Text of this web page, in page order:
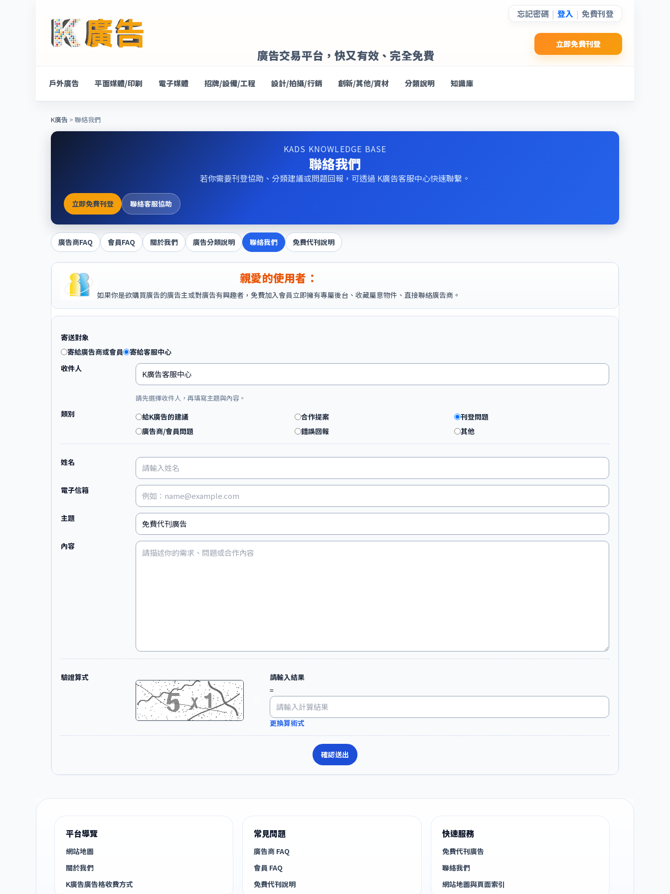
廣告交易平台，快又有效、完全免費
立即免費刊登
忘記密碼 | 登入 | 免費刊登
戶外廣告 平面媒體/印刷 電子媒體 招牌/設備/工程 設計/拍攝/行銷 創新/其他/資材 分類說明 知識庫
K廣告 > 聯絡我們
KADS KNOWLEDGE BASE
聯絡我們
若你需要刊登協助、分類建議或問題回報，可透過 K廣告客服中心快速聯繫。
立即免費刊登 聯絡客服協助
廣告商FAQ 會員FAQ 關於我們 廣告分類說明 聯絡我們 免費代刊說明
親愛的使用者：
如果你是欲購買廣告的廣告主或對廣告有興趣者，免費加入會員立即擁有專屬後台、收藏屬意物件、直接聯絡廣告商。
寄送對象
寄給廣告商或會員
寄給客服中心
收件人
請先選擇收件人，再填寫主題與內容。
類別 給K廣告的建議 合作提案
刊登問題
廣告商/會員問題
錯誤回報 其他
姓名
電子信箱
主題
內容
驗證算式
請輸入結果
=
更換算術式
確認送出
平台導覽
網站地圖
關於我們
K廣告廣告格收費方式
常見問題
廣告商 FAQ
會員 FAQ
免費代刊說明
快速服務
免費代刊廣告
聯絡我們
網站地圖與頁面索引